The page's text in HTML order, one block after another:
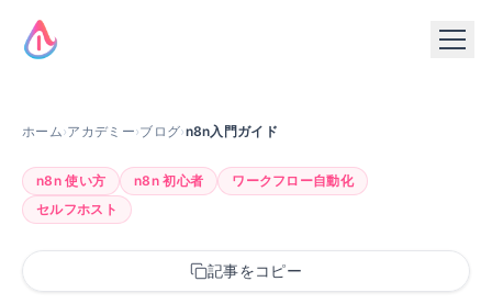
ホーム›アカデミー›ブログ›n8n入門ガイド
n8n 使い方 n8n 初心者
ワークフロー自動化
セルフホスト
記事をコピー